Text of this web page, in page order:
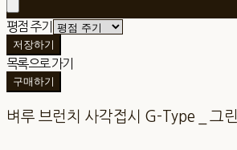
평점 주기
저장하기
목록으로 가기
구매하기
벼루 브런치 사각접시 G-Type _ 그린